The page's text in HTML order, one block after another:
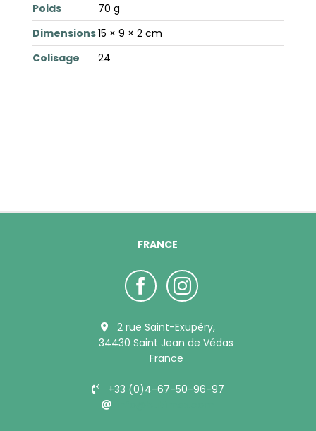
Poids
70 g
Dimensions15 × 9 × 2 cm
Colisage
24
FRANCE
2 rue Saint-Exupéry,
34430 Saint Jean de Védas
France
+33 (0)4-67-50-96-97